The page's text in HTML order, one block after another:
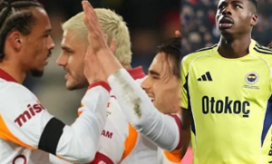
Künye
Son Dakika Haberleri
Haber Arşivi